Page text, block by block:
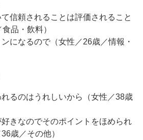
信頼されることは評価されること
品・飲料）
になるので（女性／26歳／情報・
れるのはうれしいから（女性／38歳
好きなのでそのポイントをほめられ
歳／その他）